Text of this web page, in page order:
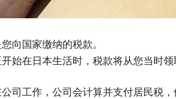
向国家缴纳的税款。
始在日本生活时，税款将从您当时
司工作，公司会计算并支付居民税